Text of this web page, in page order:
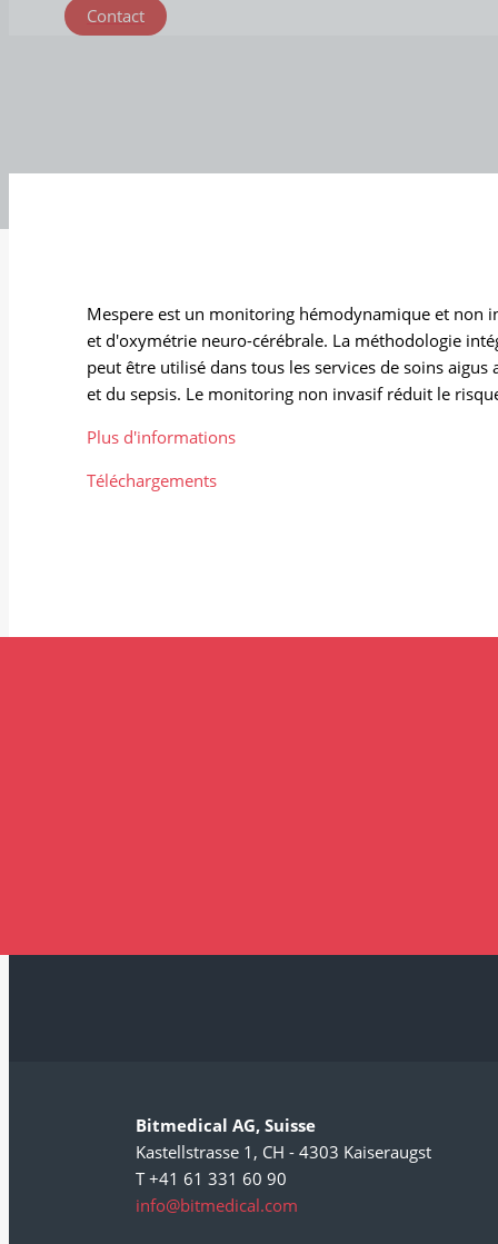
Contact
Mespere est un monitoring hémodynamique et non
et d'oxymétrie neuro-cérébrale. La méthodologie
peut être utilisé dans tous les services de soins
et du sepsis. Le monitoring non invasif réduit le
Plus d'informations
Téléchargements
Bitmedical AG, Suisse
Kastellstrasse 1, CH - 4303 Kaiseraugst
T +41 61 331 60 90
info@bitmedical.com